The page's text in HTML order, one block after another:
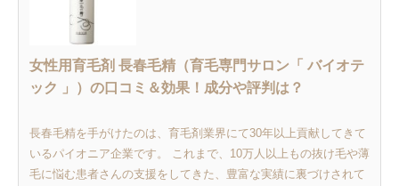
女性用育毛剤 長春毛精（育毛専門サロン「 バイオテ
ック 」）の口コミ＆効果！成分や評判は？
長春毛精を手がけたのは、育毛剤業界にて30年以上貢献してきて
いるパイオニア企業です。 これまで、10万人以上もの抜け毛や薄
毛に悩む患者さんの支援をしてきた、豊富な実績に裏づけされて